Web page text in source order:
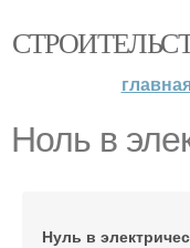
Ноль в
Нуль в